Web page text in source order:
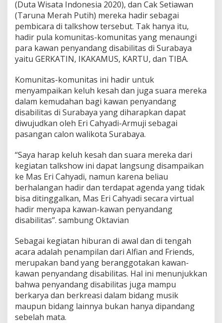
(Duta Wisata Indonesia 2020), dan Cak Setiawan
(Taruna Merah Putih) mereka hadir sebagai
pembicara di talkshow tersebut. Tak hanya itu,
hadir pula komunitas-komunitas yang menaungi
para kawan penyandang disabilitas di Surabaya
yaitu GERKATIN, IKAKAMUS, KARTU, dan TIBA.
Komunitas-komunitas ini hadir untuk
menyampaikan keluh kesah dan juga suara mereka
dalam kemudahan bagi kawan penyandang
disabilitas di Surabaya yang diharapkan dapat
diwujudkan oleh Eri Cahyadi-Armuji sebagai
pasangan calon walikota Surabaya.
“Saya harap keluh kesah dan suara mereka dari
kegiatan talkshow ini dapat langsung disampaikan
ke Mas Eri Cahyadi, namun karena beliau
berhalangan hadir dan terdapat agenda yang tidak
bisa ditinggalkan, Mas Eri Cahyadi secara virtual
hadir menyapa kawan-kawan penyandang
disabilitas”. sambung Oktavian
Sebagai kegiatan hiburan di awal dan di tengah
acara adalah penampilan dari Alfian and Friends,
merupakan band yang beranggotakan kawan-
kawan penyandang disabilitas. Hal ini menunjukkan
bahwa penyandang disabilitas juga mampu
berkarya dan berkreasi dalam bidang musik
maupun bidang lainnya bukan hanya dipandang
sebelah mata.